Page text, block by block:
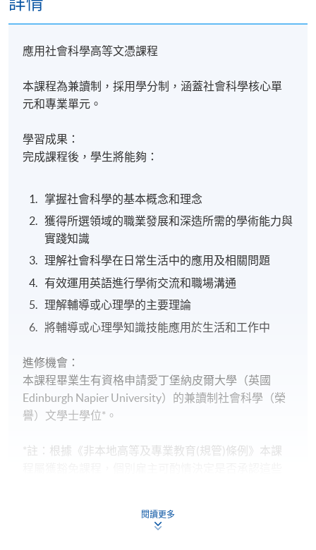
應用社會科學高等文憑課程
本課程為兼讀制，採用學分制，涵蓋社會科學核心單
元和專業單元。
學習成果：
完成課程後，學生將能夠：
掌握社會科學的基本概念和理念
獲得所選領域的職業發展和深造所需的學術能力與
實踐知識
理解社會科學在日常生活中的應用及相關問題
有效運用英語進行學術交流和職場溝通
理解輔導或心理學的主要理論
將輔導或心理學知識技能應用於生活和工作中
進修機會：
本課程畢業生有資格申請愛丁堡納皮爾大學（英國
Edinburgh Napier University）的兼讀制社會科學（榮
譽）文學士學位*。
*註：根據《非本地高等及專業教育(規管)條例》本課
閱讀更多